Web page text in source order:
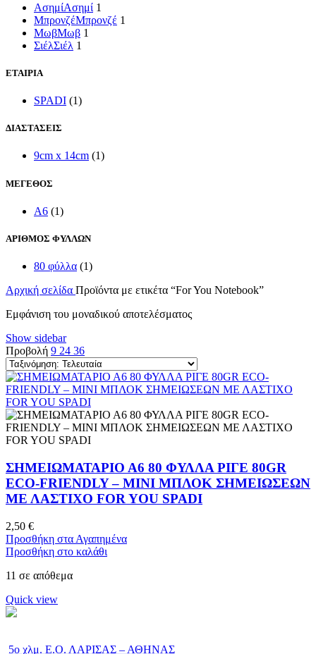
ΑσημίΑσημί 1
ΜπρονζέΜπρονζέ 1
ΜωβΜωβ 1
ΣιέλΣιέλ 1
ΕΤΑΙΡΙΑ
SPADI (1)
ΔΙΑΣΤΑΣΕΙΣ
9cm x 14cm (1)
ΜΕΓΕΘΟΣ
A6 (1)
ΑΡΙΘΜΟΣ ΦΥΛΛΩΝ
80 φύλλα (1)
Αρχική σελίδα Προϊόντα με ετικέτα “For You Notebook”
Εμφάνιση του μοναδικού αποτελέσματος
Show sidebar
Προβολή 9 24 36
ΣΗΜΕΙΩΜΑΤΑΡΙΟ Α6 80 ΦΥΛΛΑ ΡΙΓΕ 80GR
ECO-FRIENDLY – ΜΙΝΙ ΜΠΛΟΚ ΣΗΜΕΙΩΣΕΩΝ
ΜΕ ΛΑΣΤΙΧΟ FOR YOU SPADI
2,50 €
Προσθήκη στα Αγαπημένα
Προσθήκη στο καλάθι
11 σε απόθεμα
Quick view
5ο χλμ. Ε.Ο. ΛΑΡΙΣΑΣ – ΑΘΗΝΑΣ